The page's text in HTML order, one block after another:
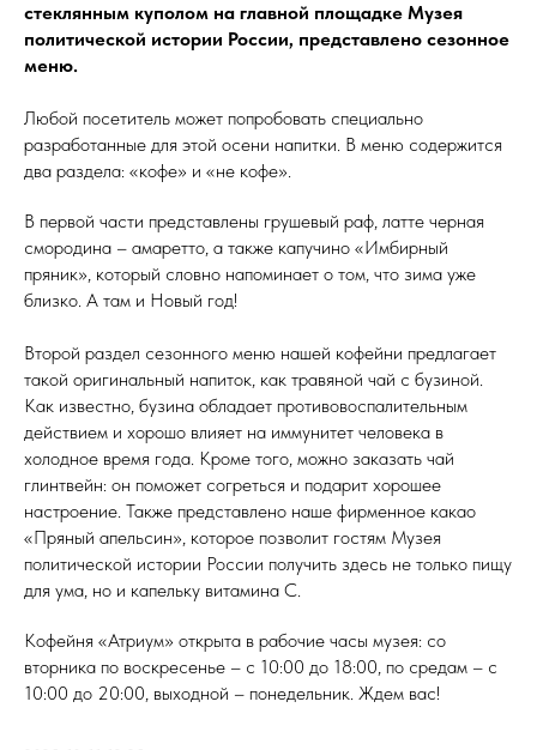
стеклянным куполом на главной площадке Музея
политической истории России, представлено сезонное
меню.
Любой посетитель может попробовать специально
разработанные для этой осени напитки. В меню содержится
два раздела: «кофе» и «не кофе».
В первой части представлены грушевый раф, латте черная
смородина – амаретто, а также капучино «Имбирный
пряник», который словно напоминает о том, что зима уже
близко. А там и Новый год!
Второй раздел сезонного меню нашей кофейни предлагает
такой оригинальный напиток, как травяной чай с бузиной.
Как известно, бузина обладает противовоспалительным
действием и хорошо влияет на иммунитет человека в
холодное время года. Кроме того, можно заказать чай
глинтвейн: он поможет согреться и подарит хорошее
настроение. Также представлено наше фирменное какао
«Пряный апельсин», которое позволит гостям Музея
политической истории России получить здесь не только пищу
для ума, но и капельку витамина С.
Кофейня «Атриум» открыта в рабочие часы музея: со
вторника по воскресенье – с 10:00 до 18:00, по средам – с
10:00 до 20:00, выходной – понедельник. Ждем вас!